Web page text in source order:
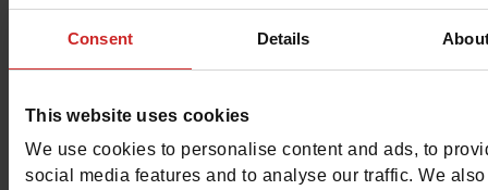
Consent Details
This website uses cookies
We use cookies to personalise content and ads, to
social media features and to analyse our traffic. We
Luxus winkels vind je Cetti sneakers voor dames en
zijn er Cetti plateauzolen.
Ontdek het aanbodCetti schoenenin onze winkels en